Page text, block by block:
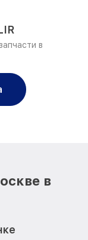
в
в